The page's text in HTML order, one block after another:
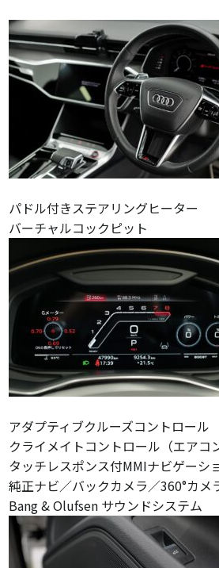
パドル付きステアリングヒーター
バーチャルコックピット
アダプティブクルーズコントロール
クライメイトコントロール（エアコ
タッチレスポンス付MMIナビゲーシ
純正ナビ／バックカメラ／360°カメ
Bang & Olufsen サウンドシステム